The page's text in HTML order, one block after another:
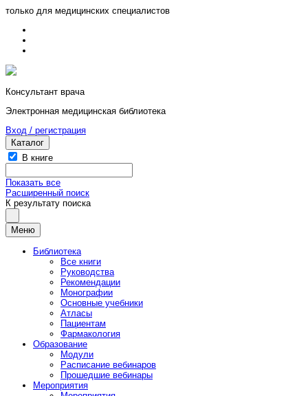
только для медицинских специалистов
Консультант врача
Электронная медицинская библиотека
Вход / регистрация
Каталог
В книге
Показать все
Расширенный поиск
К результату поиска
Меню
Библиотека
Все книги
Руководства
Рекомендации
Монографии
Основные учебники
Атласы
Пациентам
Фармакология
Образование
Модули
Расписание вебинаров
Прошедшие вебинары
Мероприятия